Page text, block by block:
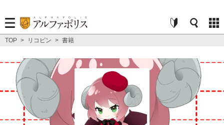
TOP > リコピン > 書籍